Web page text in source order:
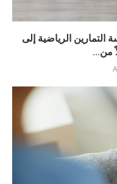
التمارين الرياضية إلى
من...